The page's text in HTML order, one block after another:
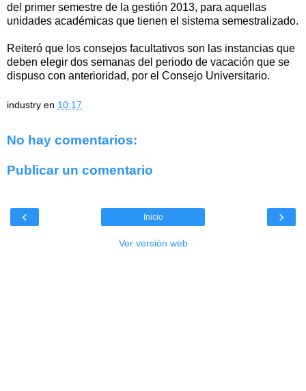
del primer semestre de la gestión 2013, para aquellas
unidades académicas que tienen el sistema semestralizado.
Reiteró que los consejos facultativos son las instancias que
deben elegir dos semanas del periodo de vacación que se
dispuso con anterioridad, por el Consejo Universitario.
industry en 10:17
No hay comentarios:
Publicar un comentario
‹ ›
Inicio
Ver versión web